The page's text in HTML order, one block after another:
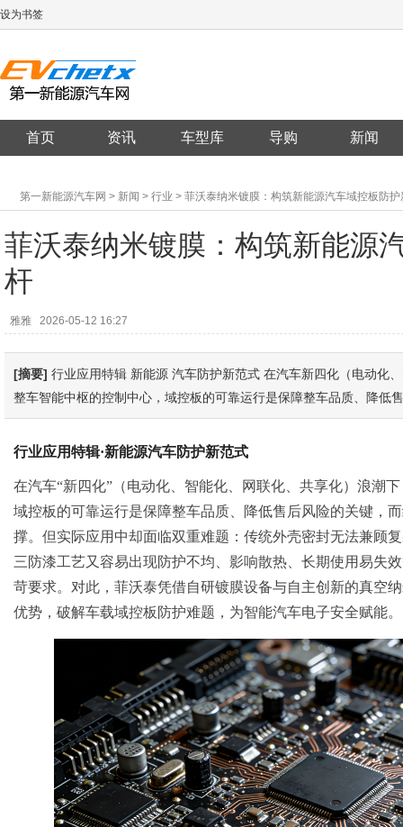
设为书签
首页 资讯 车型库 导购 新闻
第一新能源汽车网 > 新闻 > 行业 > 菲沃泰纳米镀膜：构筑新能源汽车域控板防护
菲沃泰纳米镀膜：构筑新能源
杆
雅雅 2026-05-12 16:27
[摘要] 行业应用特辑 新能源 汽车防护新范式 在汽车新四化（电动化
整车智能中枢的控制中心，域控板的可靠运行是保障整车品质、降低
行业应用特辑·新能源汽车防护新范式
在汽车“新四化”（电动化、智能化、网联化、共享化）浪潮
域控板的可靠运行是保障整车品质、降低售后风险的关键，
撑。但实际应用中却面临双重难题：传统外壳密封无法兼顾
三防漆工艺又容易出现防护不均、影响散热、长期使用易失
苛要求。对此，菲沃泰凭借自研镀膜设备与自主创新的真空
优势，破解车载域控板防护难题，为智能汽车电子安全赋能。